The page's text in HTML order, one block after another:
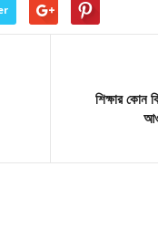
শিক্ষার কোন